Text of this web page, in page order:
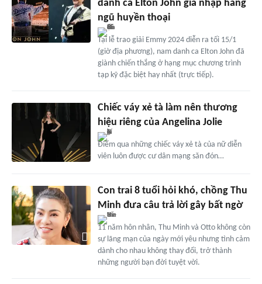
danh ca Elton John gia nhập hàng
ngũ huyền thoại
Tại lễ trao giải Emmy 2024 diễn ra tối 15/1
(giờ địa phương), nam danh ca Elton John đã
giành chiến thắng ở hạng mục chương trình
tạp kỹ đặc biệt hay nhất (trực tiếp).
Chiếc váy xẻ tà làm nên thương
hiệu riêng của Angelina Jolie
Điểm qua những chiếc váy xẻ tà của nữ diễn
viên luôn được cư dân mạng săn đón…
Con trai 8 tuổi hỏi khó, chồng Thu
Minh đưa câu trả lời gây bất ngờ
11 năm hôn nhân, Thu Minh và Otto không còn
sự lãng mạn của ngày mới yêu nhưng tình cảm
dành cho nhau không thay đổi, trở thành
những người bạn đời tuyệt vời.